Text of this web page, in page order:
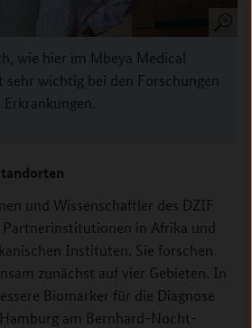
wie hier im Mbeya Medical
sehr wichtig bei den Forschungen
und Wissenschaftler des DZIF
in Afrika und
Instituten. Sie forschen
zunächst auf vier Gebieten. In
Biomarker für die Diagnose
am Bernhard-Nocht-